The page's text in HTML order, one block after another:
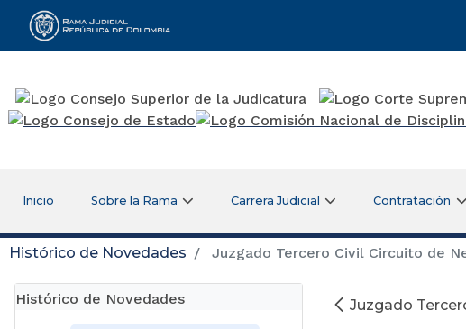
Rama Judicial
Inicio Sobre la Rama Carrera Judicial Contratación
Histórico de Novedades Juzgado Tercero Civil Circuito de
Histórico de Novedades Juzgado